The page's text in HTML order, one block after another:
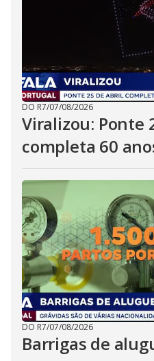
DO R7/07/08/2026
Viralizou: Ponte
completa 60
DO R7/07/08/2026
Barrigas de